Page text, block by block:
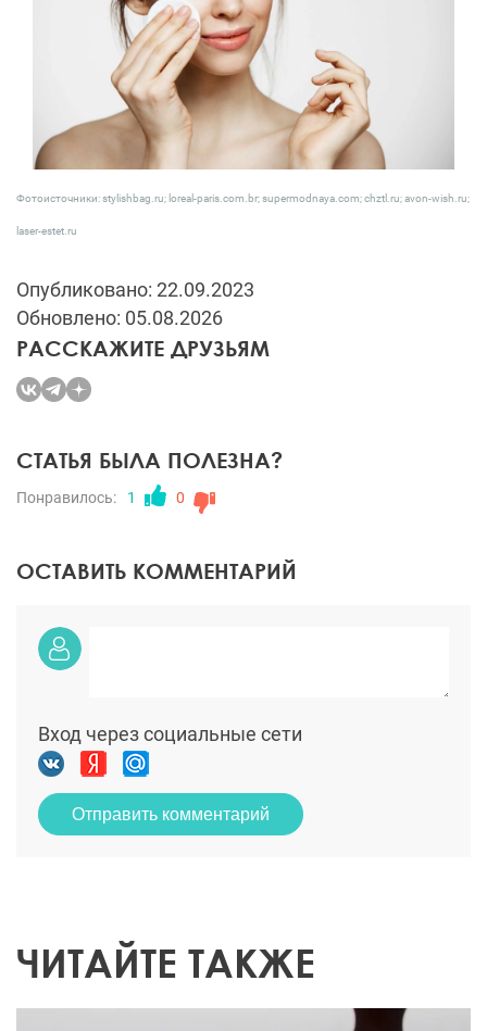
Фотоисточники: stylishbag.ru; loreal-paris.com.br; supermodnaya.com; chztl.ru; avon-wish.ru;
laser-estet.ru
Опубликовано: 22.09.2023
Обновлено: 05.08.2026
РАССКАЖИТЕ ДРУЗЬЯМ
СТАТЬЯ БЫЛА ПОЛЕЗНА?
Понравилось: 1 0
ОСТАВИТЬ КОММЕНТАРИЙ
Вход через социальные сети
Отправить комментарий
ЧИТАЙТЕ ТАКЖЕ